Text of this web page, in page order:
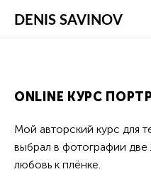
DENIS SAVINOV
ONLINE КУРС
Мой авторский курс для
выбрал в фотографии
любовь к плёнке.